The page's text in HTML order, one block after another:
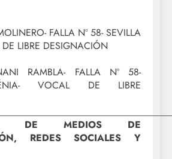
FALLA Nº 58- SEVILLA
LIBRE DESIGNACIÓN
RAMBLA- FALLA Nº 58-
VOCAL DE LIBRE
DE MEDIOS DE
REDES SOCIALES Y